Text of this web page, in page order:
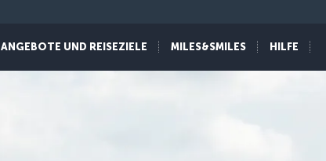
ANGEBOTE UND REISEZIELE MILES&SMILES HILFE